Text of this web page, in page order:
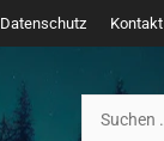
Datenschutz Kontakt
nach: